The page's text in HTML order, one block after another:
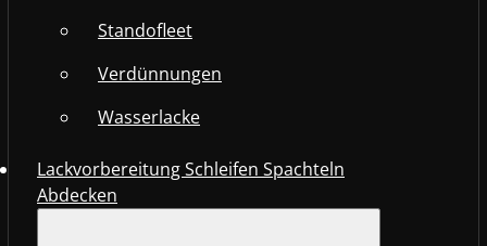
Standofleet
Verdünnungen
Wasserlacke
Lackvorbereitung Schleifen Spachteln
Abdecken